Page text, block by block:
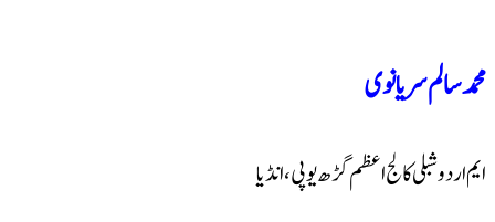
محمد سالم سریانوی
ایم اردو شبلی کالج اعظم گڑھ یوپی، انڈیا